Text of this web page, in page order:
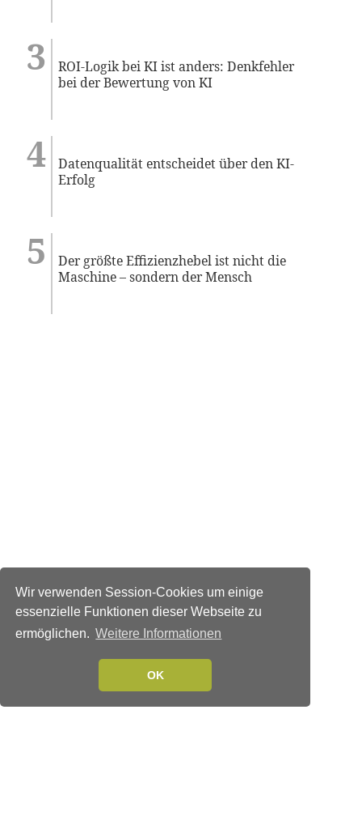
Wir verwenden Session-Cookies um einige
essenzielle Funktionen dieser Webseite zu
ermöglichen. Weitere Informationen
OK
ROI-Logik bei KI ist anders: Denkfehler
bei der Bewertung von KI
Datenqualität entscheidet über den KI-
Erfolg
Der größte Effizienzhebel ist nicht die
Maschine – sondern der Mensch